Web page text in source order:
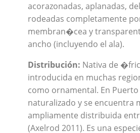
acorazonadas, aplanadas,
rodeadas completamente
membran�cea y
ancho (incluyendo el ala).
Distribución: Nativa de
introducida en muchas
como ornamental. En Puerto
naturalizado y se encuentra
ampliamente distribuida
(Axelrod 2011). Es una